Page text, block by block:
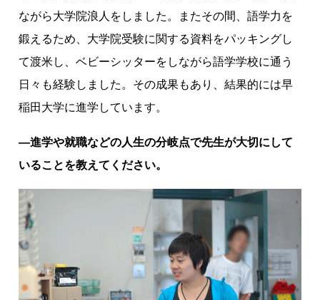
ながら大学院浪人をしました。またその間、語学力を
鍛えるため、大学院受験に関する資料をパッキングし
て渡米し、ベビーシッターをしながら語学学校に通う
日々も経験しました。その成果もあり、結果的には早
稲田大学に進学しています。
―進学や就職などの人生の分岐点で先生が大切にして
いることを教えてください。